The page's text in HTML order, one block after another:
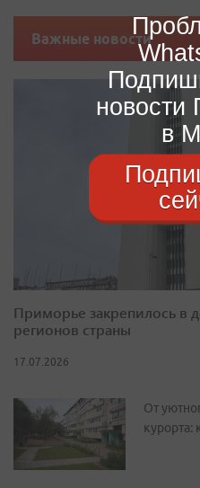
Важные новости
Приморье закрепилось в
регионов страны
17.07.2026
От
курорта:
новости
в